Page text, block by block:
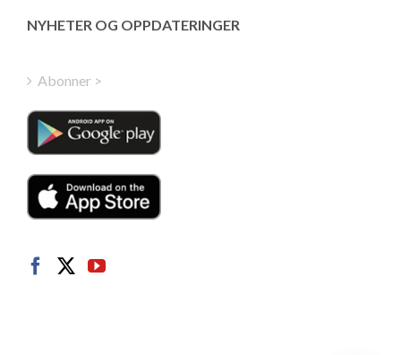
NYHETER OG OPPDATERINGER
Abonner >